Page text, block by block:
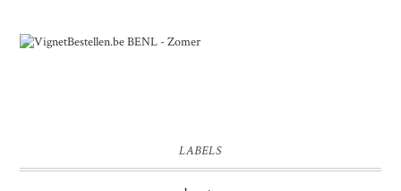
LABELS